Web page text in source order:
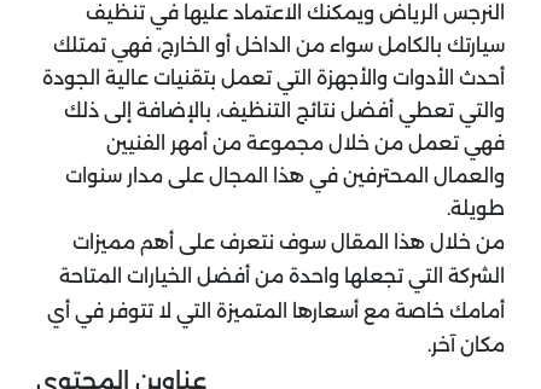
النرجس الرياض ويمكنك الاعتماد عليها في تنظيف
سيارتك بالكامل سواء من الداخل أو الخارج، فهي تمتلك
أحدث الأدوات والأجهزة التي تعمل بتقنيات عالية الجودة
والتي تعطي أفضل نتائج التنظيف، بالإضافة إلى ذلك
فهي تعمل من خلال مجموعة من أمهر الفنيين
والعمال المحترفين في هذا المجال على مدار سنوات
طويلة.
من خلال هذا المقال سوف نتعرف على أهم مميزات
الشركة التي تجعلها واحدة من أفضل الخيارات المتاحة
أمامك خاصة مع أسعارها المتميزة التي لا تتوفر في أي
مكان آخر.
عناوين المحتوي